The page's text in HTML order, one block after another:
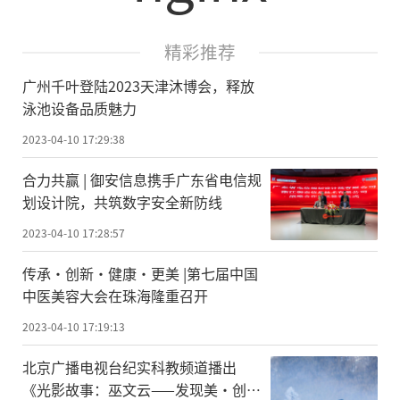
精彩推荐
广州千叶登陆2023天津沐博会，释放
泳池设备品质魅力
2023-04-10 17:29:38
合力共赢 | 御安信息携手广东省电信规
划设计院，共筑数字安全新防线
2023-04-10 17:28:57
传承·创新·健康·更美 |第七届中国
中医美容大会在珠海隆重召开
2023-04-10 17:19:13
北京广播电视台纪实科教频道播出
《光影故事：巫文云——发现美·创造